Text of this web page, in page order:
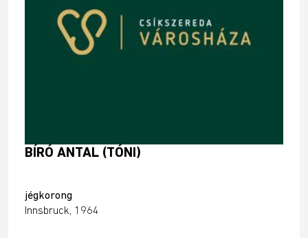
BÍRÓ ANTAL (TÓNI)
jégkorong
Innsbruck, 1964